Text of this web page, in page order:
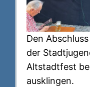
Den
der
Altstadtfest
ausklingen.